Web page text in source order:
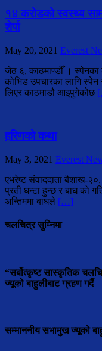
१४ करोडको स्वस्थ्य
शेर्पा
May 20, 2021 Everest
जेठ ६, काठमाण्डौँ । स्पेनका
कोभिड उपचारका लागि
लिएर काठमाडौ आइपुगेकोछ
हरिणको कथा
May 3, 2021 Everest
एभरेष्ट संवाददाता बैशाख-
प्रती घन्टा हुन्छ र बाघ को
अन्तिममा बाघले […]
चलचित्र सुम्निमा
“सर्बोत्कृष्ट सास्कृतिक
ज्यूको बाहुलीबाट ग्रहण गर्दै
सम्माननीय सभामुुख ज्यूको